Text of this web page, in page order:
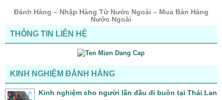
Đánh Hàng – Nhập Hàng Từ Nước Ngoài – Mua Bán Hàng
Nước Ngoài
THÔNG TIN LIÊN HỆ
KINH NGHIỆM ĐÁNH HÀNG
Kinh nghiệm cho người lần đầu đi buôn tại Thái Lan